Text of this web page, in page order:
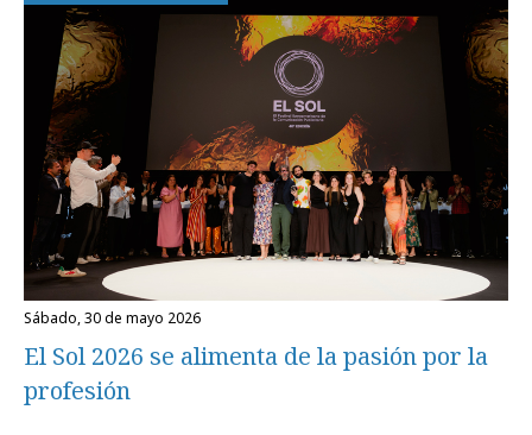
sábado, 30 de mayo 2026
El Sol 2026 se alimenta de la pasión por la
profesión